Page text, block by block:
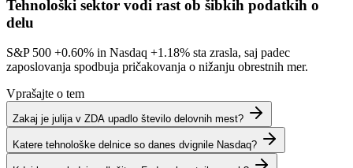
Tehnološki sektor vodi rast ob šibkih podatkih o
delu
S&P 500 +0.60% in Nasdaq +1.18% sta zrasla, saj padec
zaposlovanja spodbuja pričakovanja o nižanju obrestnih mer.
Vprašajte o tem
Zakaj je julija v ZDA upadlo število delovnih mest?
Katere tehnološke delnice so danes dvignile Nasdaq?